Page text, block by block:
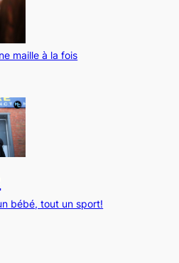
maille à la fois
bébé, tout un sport!